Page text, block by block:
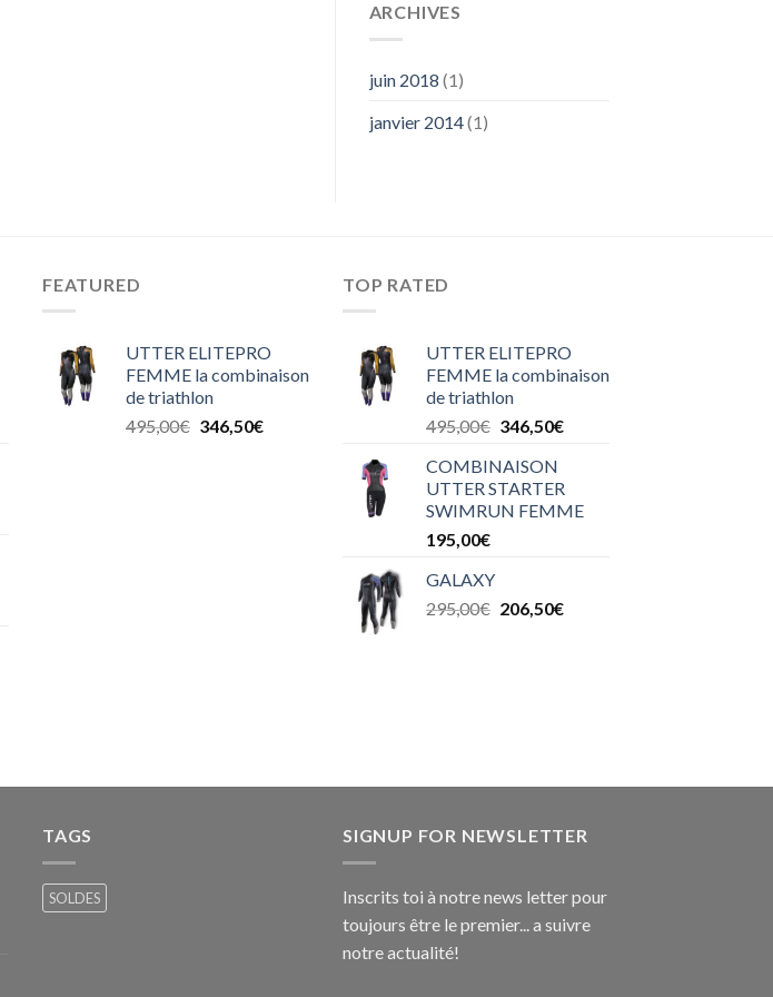
ARCHIVES
juin 2018 (1)
janvier 2014(1)
FEATURED
UTTER ELITEPRO
FEMME la combinaison
de triathlon
495,00€ 346,50€
TOP RATED
UTTER ELITEPRO
FEMME la combinaison
de triathlon
495,00€ 346,50€
COMBINAISON
UTTER STARTER
SWIMRUN FEMME
195,00€
GALAXY
295,00€ 206,50€
TAGS
SOLDES
SIGNUP FOR NEWSLETTER
Inscrits toi à notre news letter pour
toujours être le premier... a suivre
notre actualité!